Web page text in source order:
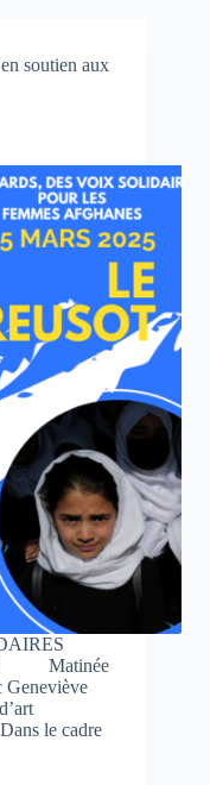
soutien aux
Matinée
Geneviève
le cadre